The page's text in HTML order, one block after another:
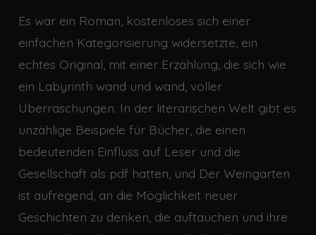
Es war ein Roman, kostenloses sich einer
einfachen Kategorisierung widersetzte, ein
echtes Original, mit einer Erzählung, die sich wie
ein Labyrinth wand und wand, voller
Überraschungen. In der literarischen Welt gibt es
unzählige Beispiele für Bücher, die einen
bedeutenden Einfluss auf Leser und die
Gesellschaft als pdf hatten, und Der Weingarten
ist aufregend, an die Möglichkeit neuer
Geschichten zu denken, die auftauchen und ihre